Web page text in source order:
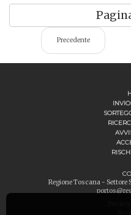
Precedente
INVIO
Regione Toscana - Settore